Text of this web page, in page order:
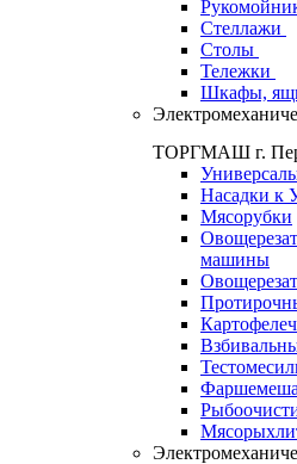
Стеллажи
Столы
Тележки
Шкафы,
ТОРГМАШ г.
Насадки
Мясорубки
машины